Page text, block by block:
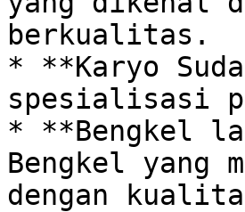
berkualitas.
* **Karyo
spesialisasi
* **Bengkel
Bengkel yang
dengan